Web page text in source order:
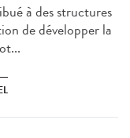
à des structures
de développer la